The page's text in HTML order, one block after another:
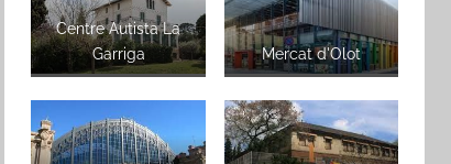
Centre Autista La
Garriga
Mercat d'Olot